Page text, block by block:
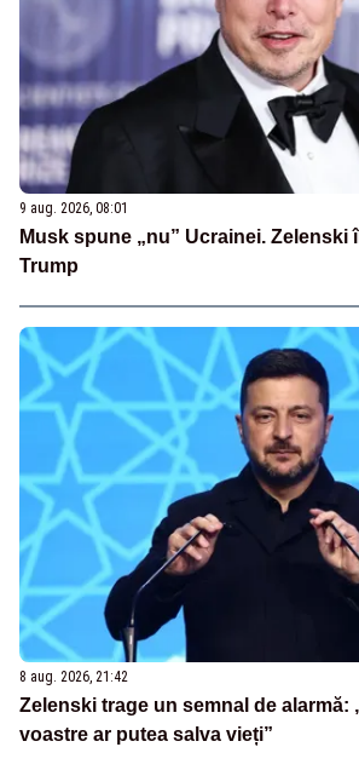
9 aug. 2026, 08:01
Musk spune „nu” Ucrainei. Zelenski
Trump
8 aug. 2026, 21:42
Zelenski trage un semnal de alarmă:
voastre ar putea salva vieți”